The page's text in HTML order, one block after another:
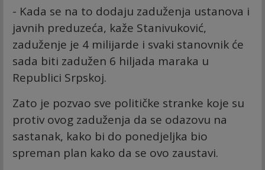
- Kada se na to dodaju zaduženja ustanova i
javnih preduzeća, kaže Stanivuković,
zaduženje je 4 milijarde i svaki stanovnik će
sada biti zadužen 6 hiljada maraka u
Republici Srpskoj.
Zato je pozvao sve političke stranke koje su
protiv ovog zaduženja da se odazovu na
sastanak, kako bi do ponedjeljka bio
spreman plan kako da se ovo zaustavi.